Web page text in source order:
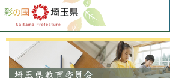
彩の国 埼玉県